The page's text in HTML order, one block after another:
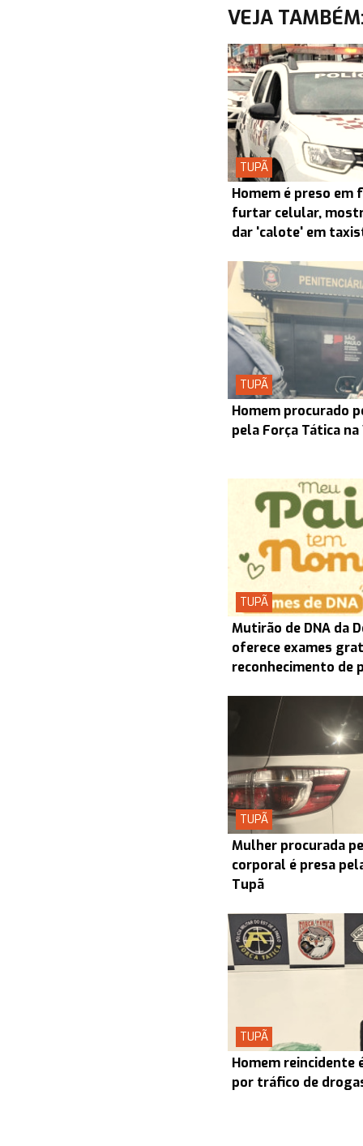
VEJA
TUPÃ
Homem é preso
furtar celular,
dar 'calote' em
TUPÃ
Homem procurado
pela Força Tática
TUPÃ
Mutirão de DNA da
oferece exames
reconhecimento de
TUPÃ
Mulher procurada
corporal é presa
Tupã
TUPÃ
Homem reincidente
por tráfico de